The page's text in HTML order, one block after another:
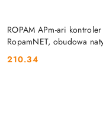
ROPAM APm-ari
RopamNET, obudowa
Cena:
210.34